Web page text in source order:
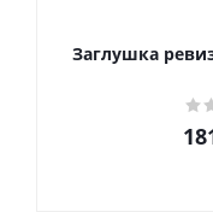
Заглушка